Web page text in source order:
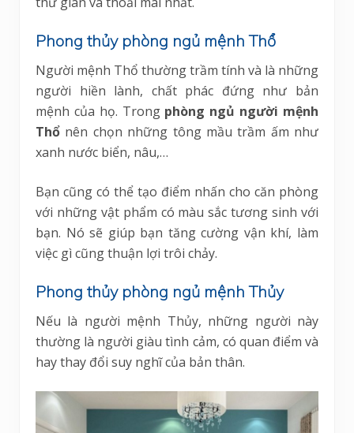
Phong thủy phòng ngủ mệnh Thổ
Người mệnh Thổ thường trầm tính và là những
người hiền lành, chất phác đứng như bản
mệnh của họ. Trong phòng ngủ người mệnh
Thổ nên chọn những tông mầu trầm ấm như
xanh nước biển, nâu,…
Bạn cũng có thể tạo điểm nhấn cho căn phòng
với những vật phẩm có màu sắc tương sinh với
bạn. Nó sẽ giúp bạn tăng cường vận khí, làm
việc gì cũng thuận lợi trôi chảy.
Phong thủy phòng ngủ mệnh Thủy
Nếu là người mệnh Thủy, những người này
thường là người giàu tình cảm, có quan điểm và
hay thay đổi suy nghĩ của bản thân.